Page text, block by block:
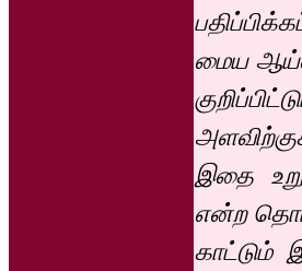
மைய
இதை
என்ற
காட்டும்